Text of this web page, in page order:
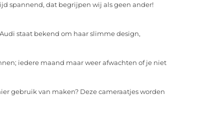
spannend, dat begrijpen wij als geen ander!
staat bekend om haar slimme design,
iedere maand maar weer afwachten of je niet
gebruik van maken? Deze cameraatjes worden